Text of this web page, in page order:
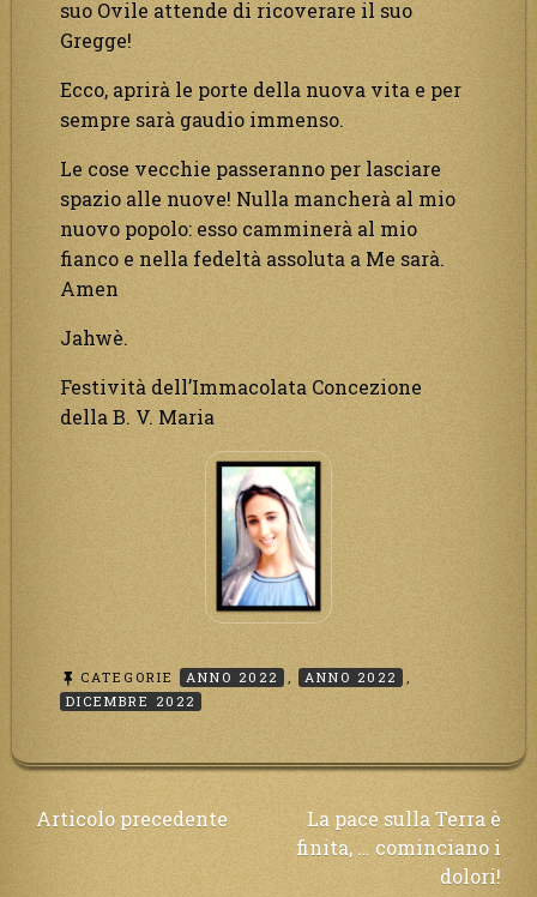
suo Ovile attende di ricoverare il suo
Gregge!
Ecco, aprirà le porte della nuova vita e per
sempre sarà gaudio immenso.
Le cose vecchie passeranno per lasciare
spazio alle nuove! Nulla mancherà al mio
nuovo popolo: esso camminerà al mio
fianco e nella fedeltà assoluta a Me sarà.
Amen
Jahwè.
Festività dell’Immacolata Concezione
della B. V. Maria
CATEGORIE ANNO 2022 , ANNO 2022
,
DICEMBRE 2022
Navigazione
Articolo precedente
La pace sulla Terra è
finita, … cominciano i
dolori!